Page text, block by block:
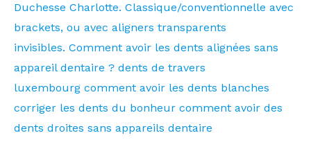
Duchesse Charlotte. Classique/conventionnelle avec
brackets, ou avec aligners transparents
invisibles. Comment avoir les dents alignées sans
appareil dentaire ? dents de travers
luxembourg comment avoir les dents blanches
corriger les dents du bonheur comment avoir des
dents droites sans appareils dentaire